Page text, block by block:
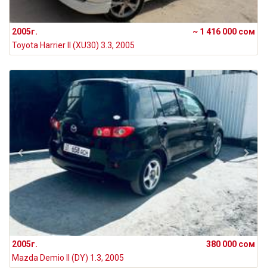
2005г.
~ 1 416 000 сом
Toyota Harrier II (XU30) 3.3, 2005
2005г.
380 000 сом
Mazda Demio II (DY) 1.3, 2005